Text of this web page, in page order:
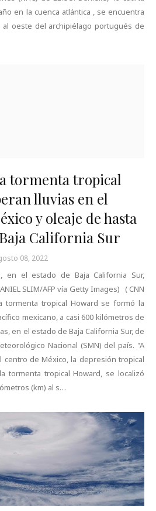
en la cuenca atlántica , se encuentra
al oeste del archipiélago portugués de
tormenta tropical
lluvias en el
y oleaje de hasta
California Sur
08, 2022
en el estado de Baja California Sur,
SLIM/AFP vía Getty Images) ( CNN
tropical Howard se formó la
mexicano, a casi 600 kilómetros de
en el estado de Baja California Sur, de
Nacional (SMN) del país. "A
centro de México, la depresión tropical
tormenta tropical Howard, se localizó
(km) al s…